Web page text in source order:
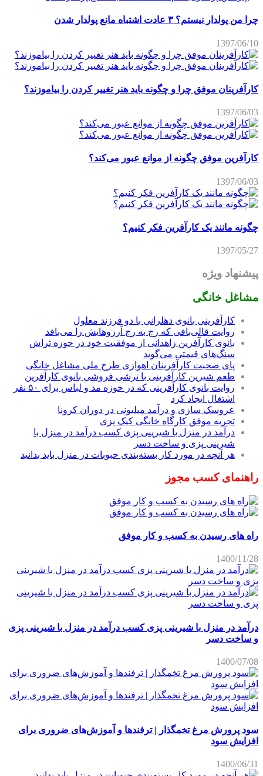
چرا من پولدار نیستم؟ ۳ عادت اشتباه مانع پولدار شدن
1397/06/10
کارآفرینان موفق چرا و چگونه باید هنر تغییر کردن را بیاموزند؟
1397/06/03
کارآفرین موفق چگونه از موانع عبور می‌کند؟
1397/06/03
چگونه مانند یک کارآفرین فکر کنیم؟
1397/05/27
پیشنهاد ویژه
مشاغل خانگی
کارآفرینی بانوی دهلرانی با دو فرزند معلول
روایت قالی‌بافی که رج به رج آرزوهایش را می‌بافد
بانوی کارآفرین زاهدانی از موفقیت خود در حوزه تراش
سنگ‌های قیمتی می‌گوید
پای صحبت کارآفرینان اهوازی طرح ملی مشاغل خانگی
طعم شیرین کارآفرینی با ترشی فروشی بانوی کارآفرین
روایت بانوی کارآفرینی که در حوزه مد و لباس برای ۵۰ نفر
اشتغال ایجاد کرد
عروسک سازی و درآمد میلیونی در دوران کرونا
تجربه موفق کارگاه خانگی کیک پزی
درآمد در منزل با شیرینی پزی کسب درآمد در منزل با
شیرینی پزی و ساخت دسر
هر آنچه در مورد کار بسته‌بندی حبوبات در منزل باید بدانید
راهنمای کسب مجوز
راه های رسیدن به کسب و کار موفق
1400/11/28
درآمد در منزل با شیرینی پزی کسب درآمد در منزل با شیرینی پزی
و ساخت دسر
1400/07/08
سود پرورش مرغ تخمگذار | ترفندها و آموزش‌های ضروری برای
افزایش سود
1400/06/31